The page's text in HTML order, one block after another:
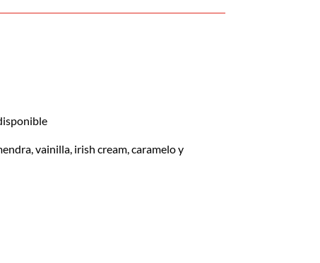
vainilla, irish cream, caramelo y